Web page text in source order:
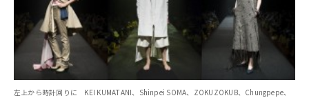
左上から時計回りに KEI KUMATANI、Shinpei SOMA、ZOKUZOKUB、Chungpepe、